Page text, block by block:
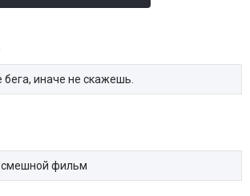
иначе не скажешь.
смешной фильм